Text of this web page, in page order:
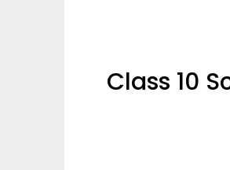
Class 10